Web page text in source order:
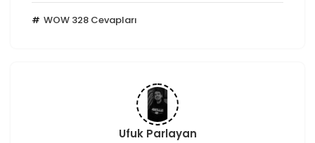
WOW 328 Cevapları
Ufuk Parlayan